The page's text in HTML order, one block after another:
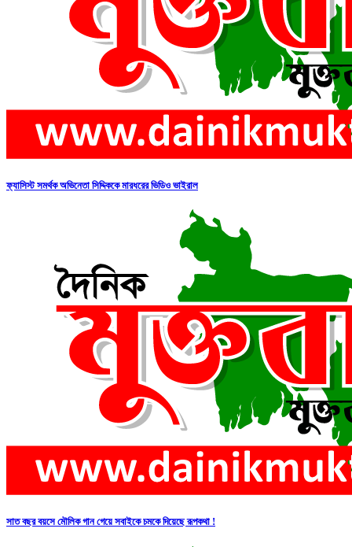
ফ্যাসিস্ট সমর্থক অভিনেতা সিদ্দিককে মারধরের ভিডিও ভাইরাল
সাত বছর বয়সে মৌলিক গান গেয়ে সবাইকে চমকে দিয়েছে রূপকথা !